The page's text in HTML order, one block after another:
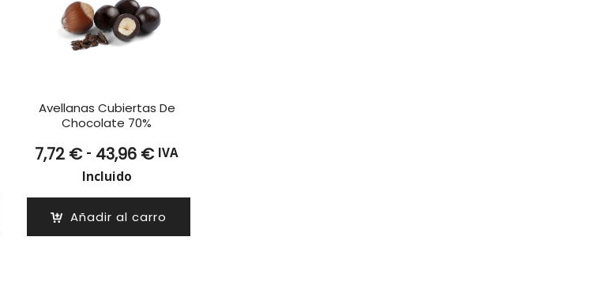
Avellanas Cubiertas De
Chocolate 70%
7,72 € - 43,96 €Rango
7,72 €
IVA
Incluido
Añadir al carro